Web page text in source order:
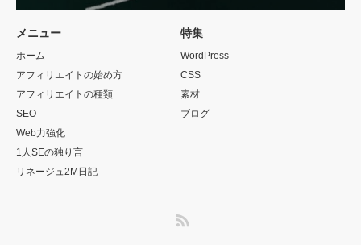
メニュー
ホーム
アフィリエイトの始め方
アフィリエイトの種類
SEO
Web力強化
1人SEの独り言
リネージュ2M日記
特集
WordPress
CSS
素材
ブログ